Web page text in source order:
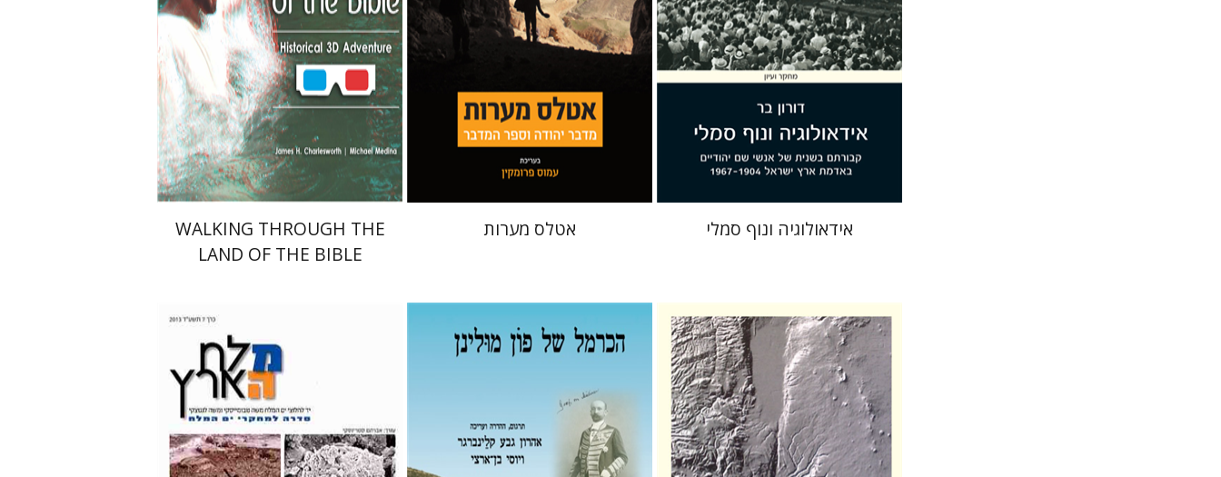
הנחת אתר ספר מודפס
$34
$31
אידאולוגיה ונוף סמלי
הנחת אתר ספר מודפס
$71
$64
אטלס מערות
הנחת אתר ספר מודפס
$49
$44
WALKING THROUGH THE
LAND OF THE BIBLE
דורון מור אהרון גבע קלינברגר יוסי בן-ארצי
אברהם סטרינסקי